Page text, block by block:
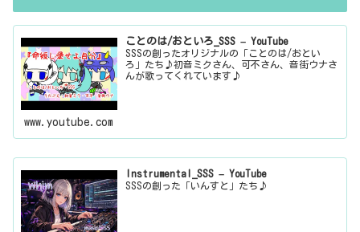
ことのは/おといろ_SSS – YouTube
SSSの創ったオリジナルの「ことのは/おとい
ろ」たち♪初音ミクさん、可不さん、音街ウナさ
んが歌ってくれています♪
www.youtube.com
Instrumental_SSS – YouTube
SSSの創った「いんすと」たち♪